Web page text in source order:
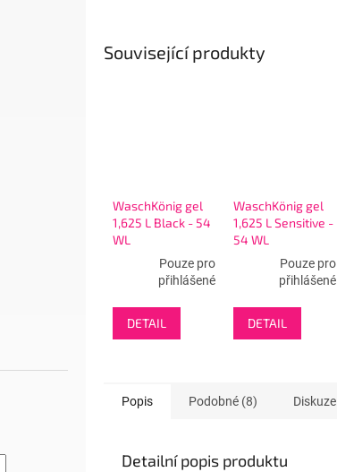
Související produkty
WaschKönig gel
1,625 L Black - 54
WL
Pouze pro
přihlášené
DETAIL
WaschKönig gel
1,625 L Sensitive -
54 WL
Pouze pro
přihlášené
DETAIL
Popis Podobné (8) Diskuze
Detailní popis produktu